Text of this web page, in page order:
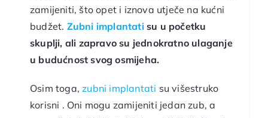
zamijeniti, što opet i iznova utječe na kućni
budžet. Zubni implantatisu u početku
skuplji, ali zapravo su jednokratno ulaganje
u budućnost svog osmijeha.
Osim toga, zubni implantati su višestruko
korisni . Oni mogu zamijeniti jedan zub, a